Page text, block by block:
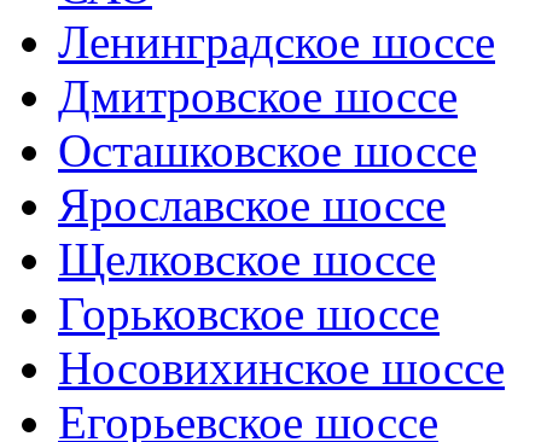
Ленинградское шоссе
Дмитровское шоссе
Осташковское шоссе
Ярославское шоссе
Щелковское шоссе
Горьковское шоссе
Носовихинское шоссе
Егорьевское шоссе